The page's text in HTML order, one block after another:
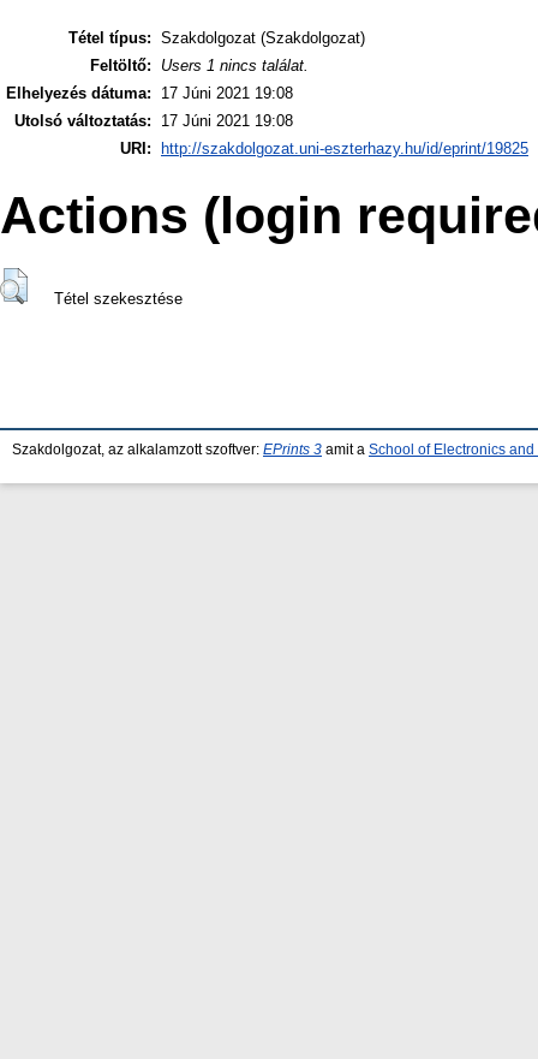
Tétel típus: Szakdolgozat (Szakdolgozat)
Feltöltő:
Users 1 nincs találat.
Elhelyezés dátuma:
17 Júni 2021 19:08
Utolsó változtatás:
17 Júni 2021 19:08
URI:
http://szakdolgozat.uni-eszterhazy.hu/id/eprint/19825
Actions (login
Tétel szekesztése
Szakdolgozat, az alkalamzott szoftver: EPrints 3 amit a School of Electronics